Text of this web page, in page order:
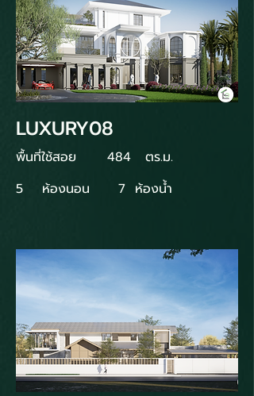
LUXURY08
พื้นที่ใช้สอย 484
ตร.ม.
5
ห้องนอน 7 ห้องน้ำ